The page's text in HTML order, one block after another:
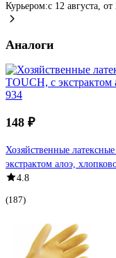
Курьером:c 12 августа, от
Аналоги
148 ₽
Хозяйственные
экстрактом алоэ,
4.8
(187)